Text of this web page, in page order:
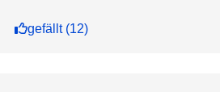
gefällt(12)